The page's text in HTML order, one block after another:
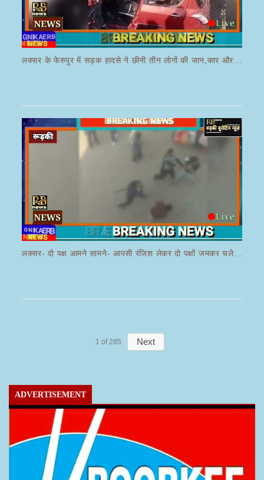
लक्सर के फेरुपुर में सड़क हादसे ने छीनी तीन लोगों की जान,कार और ई रिक्शा की भयानक हुई टक्कर
लक्सर- दो पक्ष आमने सामने- आपसी रंजिश लेकर दो पक्षों जमकर चले लाठी डंडे का वीडियो जमकर हो रहा वायरल
1 of 285 Next
ADVERTISEMENT